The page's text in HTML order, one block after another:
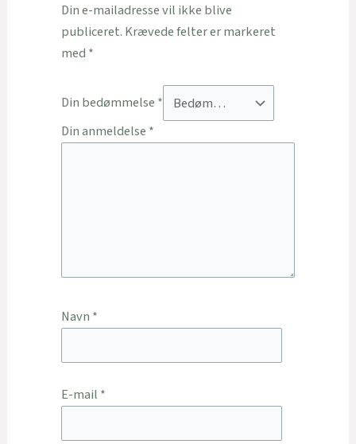
Din e-mailadresse vil ikke blive
publiceret. Krævede felter er markeret
med *
Din bedømmelse *
Din anmeldelse *
Navn *
E-mail *